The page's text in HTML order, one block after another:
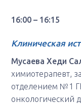
16:00 – 16:15
Клиническая
Мусаева Хеди
химиотерапевт,
отделением №1
онкологический